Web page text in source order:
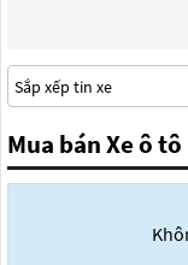
Mua bán Xe ô